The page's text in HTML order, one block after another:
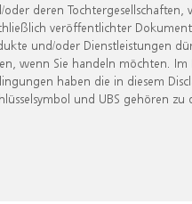
deren Tochtergesellschaften,
veröffentlichter
und/oder Dienstleistungen
wenn Sie handeln möchten. Im
haben die in diesem
und UBS gehören zu